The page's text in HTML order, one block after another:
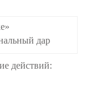
дар
действий: